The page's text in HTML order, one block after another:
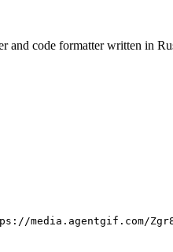
code formatter written in
media.agentgif.com/